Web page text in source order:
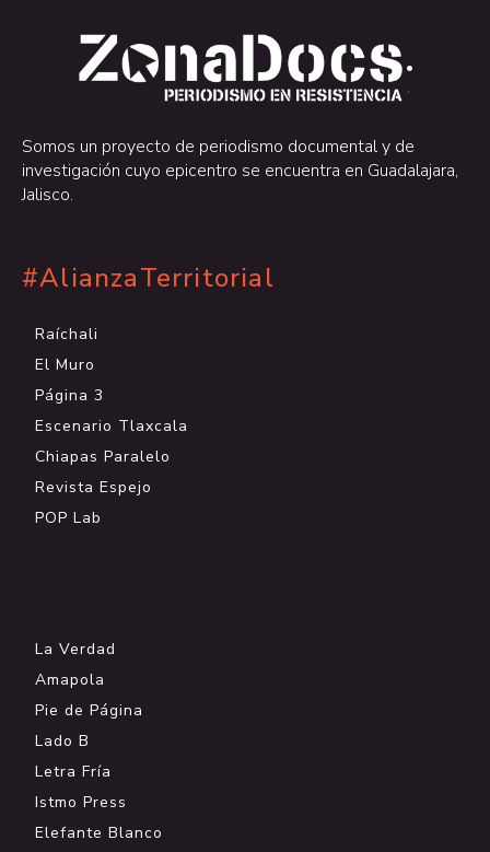
.
.
Somos un proyecto de periodismo documental y de
investigación cuyo epicentro se encuentra en Guadalajara,
Jalisco.
#AlianzaTerritorial
Raíchali
El Muro
Página 3
Escenario Tlaxcala
Chiapas Paralelo
Revista Espejo
POP Lab
La Verdad
Amapola
Pie de Página
Lado B
Letra Fría
Istmo Press
Elefante Blanco